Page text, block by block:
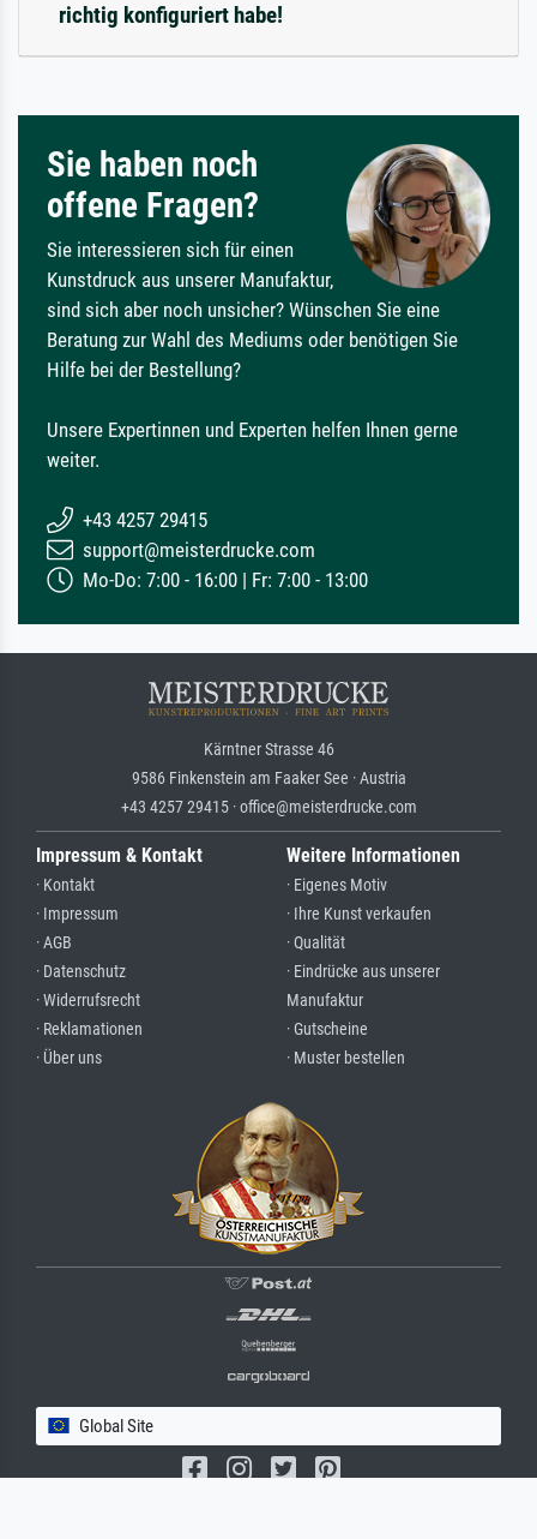
richtig konfiguriert habe!
Sie haben noch
offene Fragen?
Sie interessieren sich für einen
Kunstdruck aus unserer Manufaktur,
sind sich aber noch unsicher? Wünschen Sie eine
Beratung zur Wahl des Mediums oder benötigen Sie
Hilfe bei der Bestellung?
Unsere Expertinnen und Experten helfen Ihnen gerne
weiter.
+43 4257 29415
support@meisterdrucke.com
Mo-Do: 7:00 - 16:00 | Fr: 7:00 - 13:00
Kärntner Strasse 46
9586 Finkenstein am Faaker See · Austria
+43 4257 29415 · office@meisterdrucke.com
Impressum & Kontakt
· Kontakt
· Impressum
· AGB
· Datenschutz
· Widerrufsrecht
· Reklamationen
· Über uns
Weitere Informationen
· Eigenes Motiv
· Ihre Kunst verkaufen
· Qualität
· Eindrücke aus unserer
Manufaktur
· Gutscheine
· Muster bestellen
Global Site